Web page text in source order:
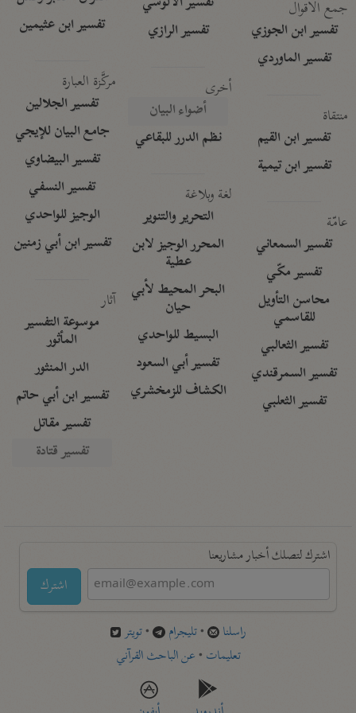
جمع الأقوال
تفسير ابن الجوزي
تفسير الماوردي
منتقاة
تفسير ابن القيم
تفسير ابن تيمية
عامّة
تفسير السمعاني
تفسير مكّي
محاسن التأويل
للقاسمي
تفسير الثعالبي
تفسير السمرقندي
تفسير الثعلبي
تفسير الرازي
أخرى
أضواء البيان
نظم الدرر للبقاعي
لغة وبلاغة
التحرير والتنوير
المحرر الوجيز لابن
عطية
البحر المحيط لأبي
حيان
البسيط للواحدي
تفسير أبي السعود
الكشاف للزمخشري
تفسير ابن عثيمين
مركَّزة العبارة
تفسير الجلالين
جامع البيان للإيجي
تفسير البيضاوي
تفسير النسفي
الوجيز للواحدي
تفسير ابن أبي زمنين
آثار
موسوعة التفسير
المأثور
الدر المنثور
تفسير ابن أبي حاتم
تفسير مقاتل
تفسير قتادة
اشترك لتصلك أخبار مشاريعنا
اشترك
راسلنا •تليجرام •تويتر
تعليمات •عن الباحث القرآني